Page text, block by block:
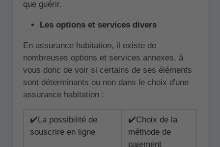
que guérir.
Les options et services divers
En assurance habitation, il existe de
nombreuses options et services annexes, à
vous donc de voir si certains de ses éléments
sont déterminants ou non dans le choix d'une
assurance habitation :
✔️La possibilité de
souscrire en ligne
✔️Choix de la
méthode de
paiement